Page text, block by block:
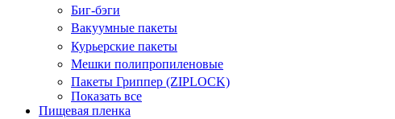
Биг-бэги
Вакуумные пакеты
Курьерские пакеты
Мешки полипропиленовые
Пакеты Гриппер (ZIPLOCK)
Показать все
Пищевая пленка